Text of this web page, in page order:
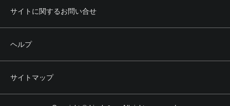
サイトに関するお問い合せ
ヘルプ
サイトマップ